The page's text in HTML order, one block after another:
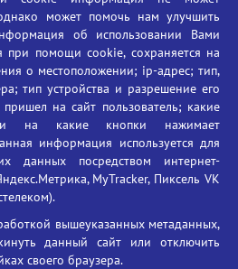
безопасности
прокуратура РФ
университет
И.Г. Петровского
пн-пт 09:00-18:00
bryanskgu@mail.ru
+7(4832)58-90-85
может помочь нам улучшить
об использовании Вами
при помощи cookie, сохраняется на
о местоположении; ip-адрес; тип,
тип устройства и разрешение его
на сайт пользователь; какие
и на какие кнопки нажимает
информация используется для
данных посредством интернет-
MyTracker, Пиксель VK
вышеуказанных метаданных,
данный сайт или отключить
своего браузера.